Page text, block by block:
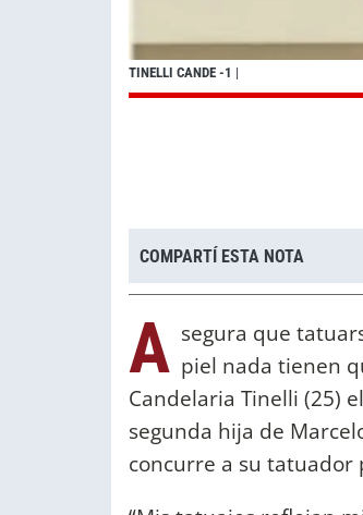
TINELLI CANDE -1 |
COMPARTÍ ESTA NOTA
A segura que
piel nada tienen
Candelaria Tinelli (25)
segunda hija de
concurre a su